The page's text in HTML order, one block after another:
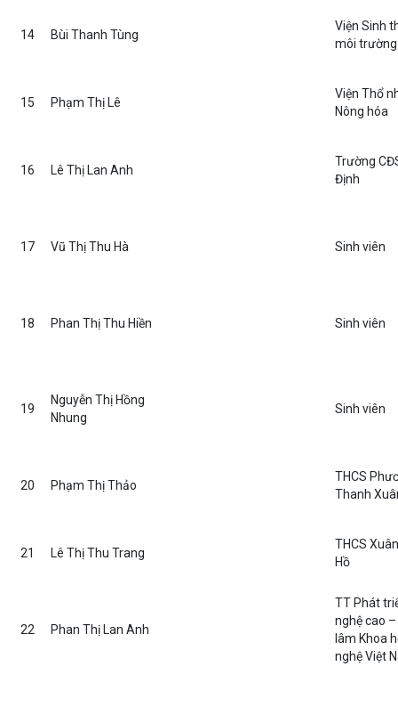
14 Bùi Thanh Tùng
Viện Sinh
môi trường
15 Phạm Thị Lê
Viện Thổ
Nông hóa
16 Lê Thị Lan Anh
Trường
Định
17 Vũ Thị Thu Hà Sinh viên
18 Phan Thị Thu Hiền Sinh viên
19
Nguyễn Thị Hồng
Nhung
Sinh viên
20 Phạm Thị Thảo
THCS
Thanh
21 Lê Thị Thu Trang
THCS
Hồ
22 Phan Thị Lan Anh
TT Phát
nghệ cao –
lâm Khoa
nghệ Việt